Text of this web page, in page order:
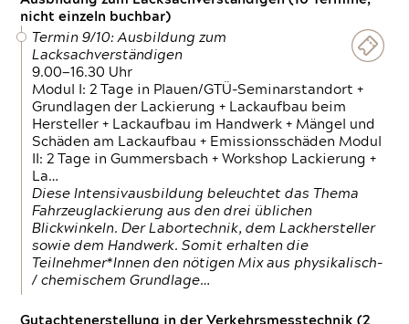
nicht einzeln buchbar)
Termin 9/10: Ausbildung zum
Lacksachverständigen
9.00—16.30 Uhr
Modul I: 2 Tage in Plauen/GTÜ-Seminarstandort +
Grundlagen der Lackierung + Lackaufbau beim
Hersteller + Lackaufbau im Handwerk + Mängel und
Schäden am Lackaufbau + Emissionsschäden Modul
II: 2 Tage in Gummersbach + Workshop Lackierung +
La…
Diese Intensivausbildung beleuchtet das Thema
Fahrzeuglackierung aus den drei üblichen
Blickwinkeln. Der Labortechnik, dem Lackhersteller
sowie dem Handwerk. Somit erhalten die
Teilnehmer*Innen den nötigen Mix aus physikalisch-
/ chemischem Grundlage…
Gutachtenerstellung in der Verkehrsmesstechnik (2